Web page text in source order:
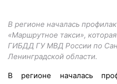
В регионе началась
«Маршрутное такси»,
ГИБДД ГУ МВД России по
Ленинградской области.
В регионе началась